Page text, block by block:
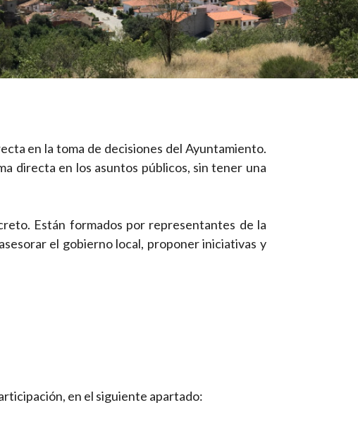
en la toma de decisiones del Ayuntamiento.
directa en los asuntos públicos, sin tener una
Están formados por representantes de la
el gobierno local, proponer iniciativas y
en el siguiente apartado: